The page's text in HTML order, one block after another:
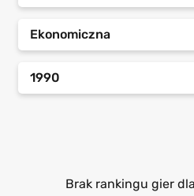
Ekonomiczna
1990
Brak rankingu gier